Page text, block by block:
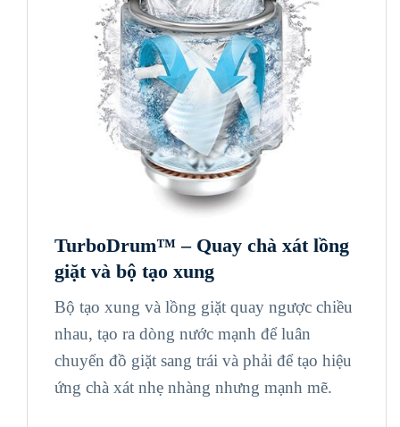
TurboDrum™ – Quay chà xát lồng
giặt và bộ tạo xung
Bộ tạo xung và lồng giặt quay ngược chiều
nhau, tạo ra dòng nước mạnh để luân
chuyển đồ giặt sang trái và phải để tạo hiệu
ứng chà xát nhẹ nhàng nhưng mạnh mẽ.